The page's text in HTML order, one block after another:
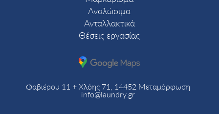
Αναλώσιμα
Ανταλλακτικά
Θέσεις εργασίας
Φαβιέρου 11 + Χλόης 71, 14452 Μεταμόρφωση
info@laundry.gr